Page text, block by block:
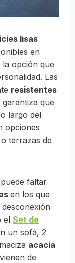
lisas
en
la opción que
Las
resistentes
garantiza que
largo del
opciones
o terrazas de
faltar
en los que
el Set de
un sofá, 2
acacia
de